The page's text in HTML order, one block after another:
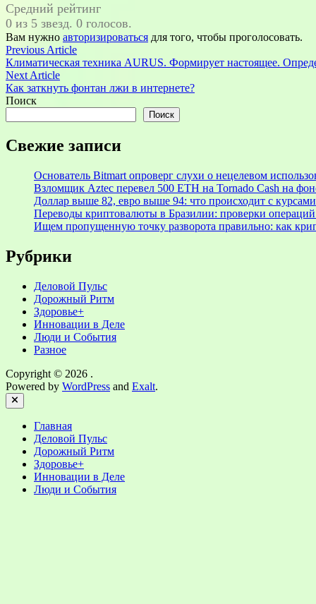
Средний рейтинг
0 из 5 звезд. 0 голосов.
Вам нужно авторизироваться для того, чтобы проголосовать.
Навигация
по
записям
Previous ArticlePrevious
article:
Климатическая техника AURUS. Формирует настоящее.
Next ArticleNext
article:
Как заткнуть фонтан лжи в интернете?
Поиск
Поиск
Свежие записи
Основатель Bitmart опроверг слухи о нецелевом
Взломщик Aztec перевел 500 ETH на Tornado Cash на
Доллар выше 82, евро выше 94: что происходит с
Переводы криптовалюты в Бразилии: проверки
Ищем пропущенную точку разворота правильно: как
Рубрики
Деловой Пульс
Дорожный Ритм
Здоровье+
Инновации в Деле
Люди и События
Разное
Copyright © 2026 .
Powered by WordPress and Exalt.
Close
Главная
Деловой Пульс
Дорожный Ритм
Здоровье+
Инновации в Деле
Люди и События